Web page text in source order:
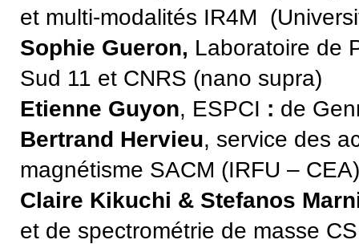
et multi-modalités IR4M
Sophie Gueron, Laboratoire de
Sud 11 et CNRS (nano supra)
Etienne Guyon, ESPCI : de
Bertrand Hervieu, service des
magnétisme SACM (IRFU –
Claire Kikuchi & Stefanos
et de spectrométrie de masse